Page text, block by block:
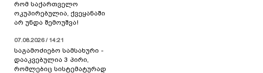
რომ საქართველო
ოკუპირებულია, ქვეყანაში
არ უნდა შემოუშვა!
07.08.2026 / 14:21
საგამოძიებო სამსახური -
დააკვებულია 3 პირი,
რომლებიც სისტემატურად